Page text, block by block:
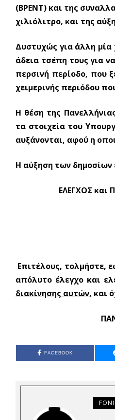
(ΒΡΕΝΤ) και της
χιλιόλιτρο, και της
Δυστυχώς για άλλη μία
άδεια τσέπη τους για
περσινή περίοδο, που
χειμερινής περιόδου
Η θέση της
τα στοιχεία του
αυξάνονται, αφού η
Η αύξηση των δημοσίων
ΕΛΕΓΧΟΣ και
Επιτέλους, τολμήστε,
απόλυτο έλεγχο και
διακίνησης αυτών, και
FACEBOOK